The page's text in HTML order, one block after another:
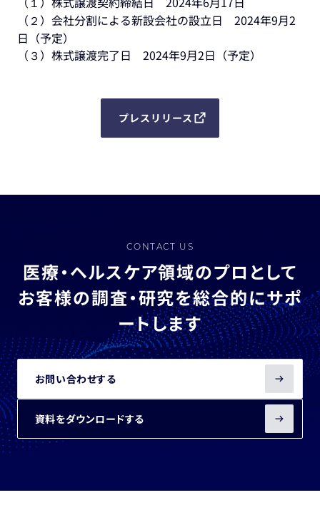
（２）会社分割による新設会社の設立日 2024年9月2
日（予定）
（３）株式譲渡完了日 2024年9月2日（予定）
プレスリリース
CONTACT US
医療・ヘルスケア領域のプロとして
お客様の調査・研究を総合的にサポ
ートします
お問い合わせする
資料をダウンロードする